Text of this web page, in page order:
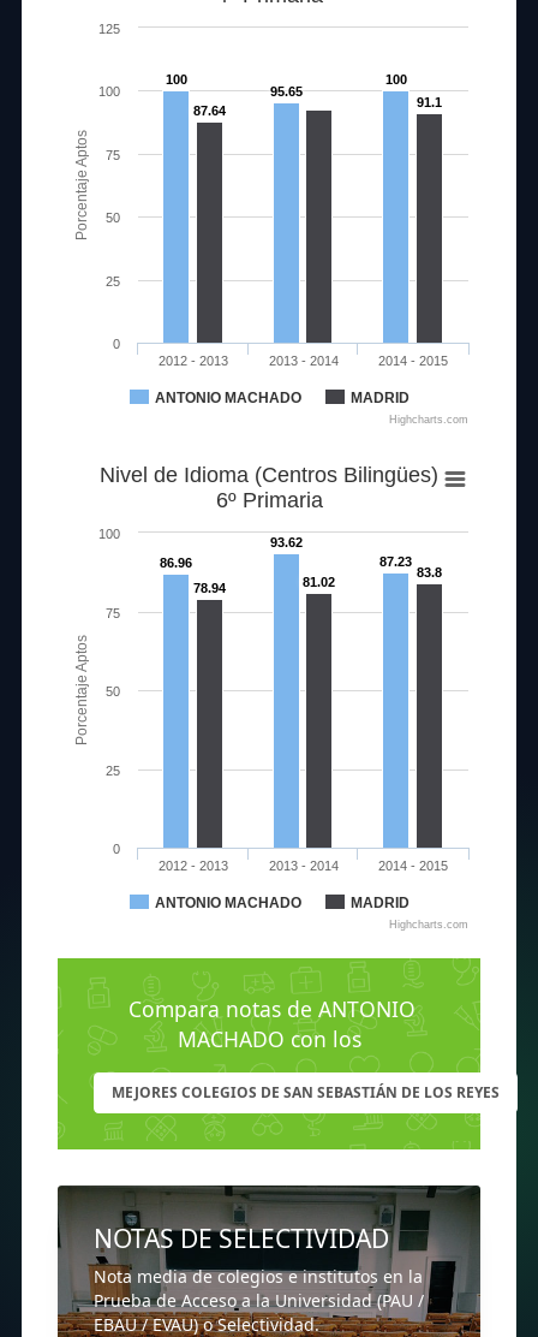
Porcentaje Aptos
100
95.65
100
87.64
91.1
ANTONIO MACHADO MADRID
2012 - 2013 2013 - 2014 2014 - 2015
0
25
50
75
100
125
Highcharts.com
Porcentaje Aptos
Nivel de Idioma (Centros Bilingües)
6º Primaria
86.96
93.62
87.23
78.94
81.02
83.8
ANTONIO MACHADO MADRID
2012 - 2013 2013 - 2014 2014 - 2015
0
25
50
75
100
Highcharts.com
Compara notas de ANTONIO
MACHADO con los
MEJORES COLEGIOS DE SAN SEBASTIÁN DE LOS REYES
NOTAS DE SELECTIVIDAD
Nota media de colegios e institutos en la
Prueba de Acceso a la Universidad (PAU /
EBAU / EVAU) o Selectividad.